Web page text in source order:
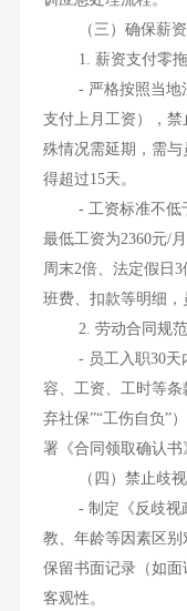
（三）确保薪资
1. 薪资支付零
- 严格按照当地法
支付上月工资），
殊情况需延期，需
得超过15天。
- 工资标准不低于
最低工资为2360元/
周末2倍、法定假日
班费、扣款等明细，
2. 劳动合同规范
- 员工入职30天内
容、工资、工时等
弃社保”“工伤自负”
署《合同领取确认书
（四）禁止歧视
- 制定《反歧视政
教、年龄等因素区
保留书面记录（如
客观性。